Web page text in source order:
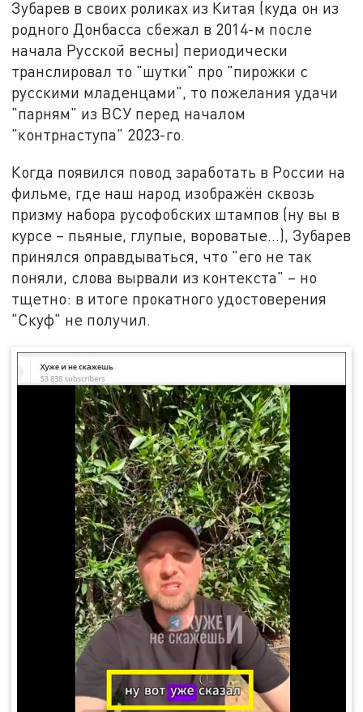
Зубарев в своих роликах из Китая (куда он из
родного Донбасса сбежал в 2014-м после
начала Русской весны) периодически
транслировал то "шутки" про "пирожки с
русскими младенцами", то пожелания удачи
"парням" из ВСУ перед началом
"контрнаступа" 2023-го.
Когда появился повод заработать в России на
фильме, где наш народ изображён сквозь
призму набора русофобских штампов (ну вы в
курсе – пьяные, глупые, вороватые…), Зубарев
принялся оправдываться, что "его не так
поняли, слова вырвали из контекста" – но
тщетно: в итоге прокатного удостоверения
"Скуф" не получил.